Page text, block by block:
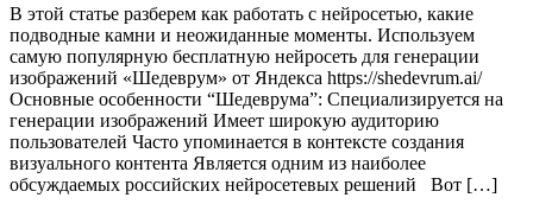
В этой статье разберем как работать с нейросетью, какие
подводные камни и неожиданные моменты. Используем
самую популярную бесплатную нейросеть для генерации
изображений «Шедеврум» от Яндекса https://shedevrum.ai/
Основные особенности “Шедеврума”: Специализируется на
генерации изображений Имеет широкую аудиторию
пользователей Часто упоминается в контексте создания
визуального контента Является одним из наиболее
обсуждаемых российских нейросетевых решений Вот […]